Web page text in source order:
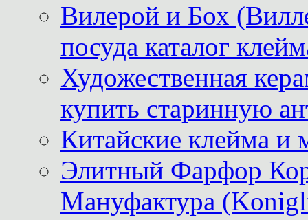
Вилерой и Бох
посуда каталог
Художественная
купить старинную
Китайские клейма и
Элитный Фарфор
Мануфактура